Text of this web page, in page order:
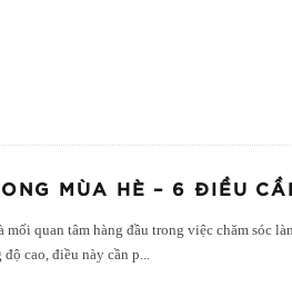
MÙA HÈ – 6 ĐIỀU
quan tâm hàng đầu trong việc chăm sóc
cao, điều này cần p